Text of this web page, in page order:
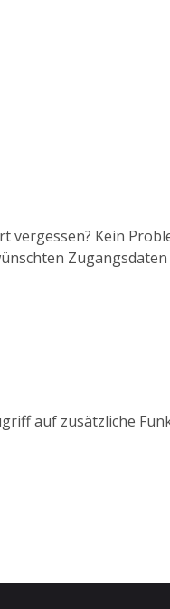
Kein
Zugangsdaten
auf zusätzliche